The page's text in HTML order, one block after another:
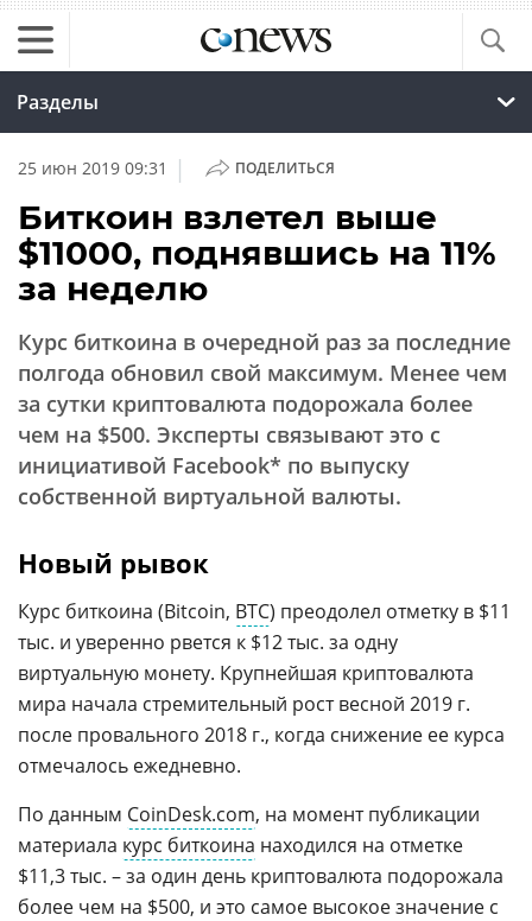
Разделы
25 июн 2019 09:31 | ПОДЕЛИТЬСЯ
Биткоин взлетел выше
$11000, поднявшись на 11%
за неделю
Курс биткоина в очередной раз за последние
полгода обновил свой максимум. Менее чем
за сутки криптовалюта подорожала более
чем на $500. Эксперты связывают это с
инициативой Facebook* по выпуску
собственной виртуальной валюты.
Новый рывок
Курс биткоина (Bitcoin, BTC) преодолел отметку в $11
тыс. и уверенно рвется к $12 тыс. за одну
виртуальную монету. Крупнейшая криптовалюта
мира начала стремительный рост весной 2019 г.
после провального 2018 г., когда снижение ее курса
отмечалось ежедневно.
По данным CoinDesk.com, на момент публикации
материала курс биткоина находился на отметке
$11,3 тыс. – за один день криптовалюта подорожала
более чем на $500, и это самое высокое значение с